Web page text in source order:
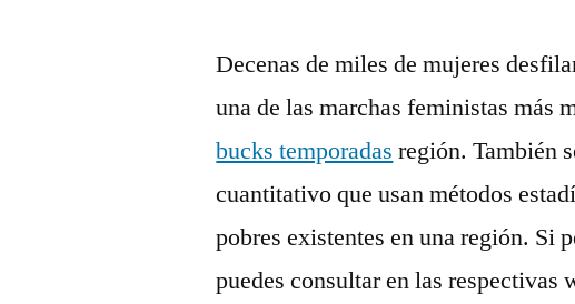
Decenas de miles de mujeres
una de las marchas feministas más
bucks temporadas región. También
cuantitativo que usan métodos
pobres existentes en una región. Si
puedes consultar en las